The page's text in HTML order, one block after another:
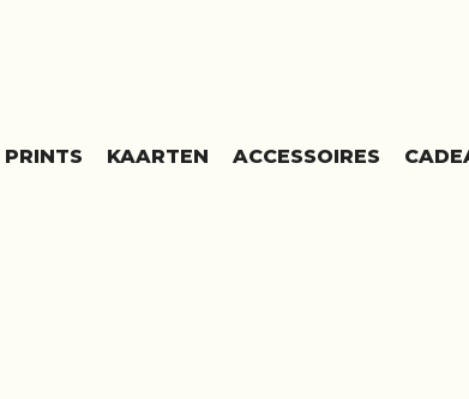
PRINTS KAARTEN ACCESSOIRES